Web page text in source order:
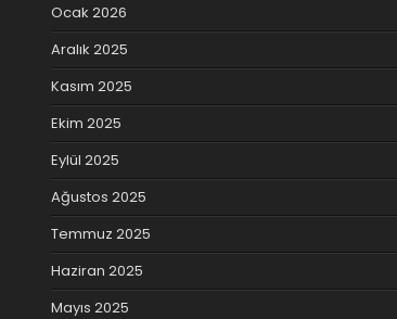
Ocak 2026
Aralık 2025
Kasım 2025
Ekim 2025
Eylül 2025
Ağustos 2025
Temmuz 2025
Haziran 2025
Mayıs 2025